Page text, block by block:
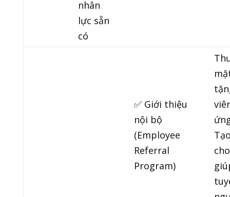
nhân
lực sẵn
có
✅ Giới thiệu
nội bộ
(Employee
Referral
Program)